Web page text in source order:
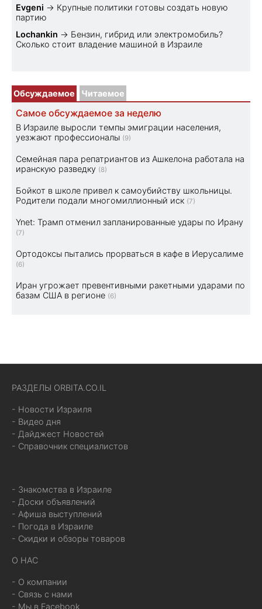
Evgeni → Крупные политики готовы создать новую
партию
Lochankin → Бензин, гибрид или электромобиль?
Cколько стоит владение машиной в Израиле
Обсуждаемое Читаемое
Самое обсуждаемое за неделю
В Израиле выросли темпы эмиграции населения,
уезжают профессионалы (9)
Семейная пара репатриантов из Ашкелона работала на
иранскую разведку (8)
Бойкот в школе привел к самоубийству школьницы.
Родители подали многомиллионный иск (7)
Ynet: Трамп отменил запланированные удары по Ирану
(7)
Ортодоксы пытались прорваться в кафе в Иерусалиме
(6)
Иран угрожает превентивными ракетными ударами по
базам США в регионе (6)
РАЗДЕЛЫ ORBITA.CO.IL
- Новости Израиля
- Видео дня
- Дайджест Новостей
- Справочник специалистов
- Знакомства в Израиле
- Доски объявлений
- Афиша выступлений
- Погода в Израиле
- Скидки и обзоры товаров
О НАС
- О компании
- Связь с нами
- Мы в Facebook